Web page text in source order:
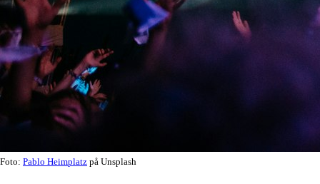
Foto: Pablo Heimplatz på Unsplash